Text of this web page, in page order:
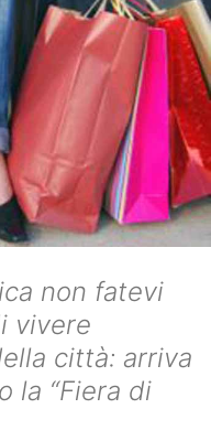
non fatevi
vivere
città: arriva
la “Fiera di